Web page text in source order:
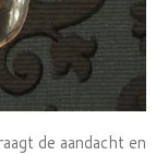
de aandacht en